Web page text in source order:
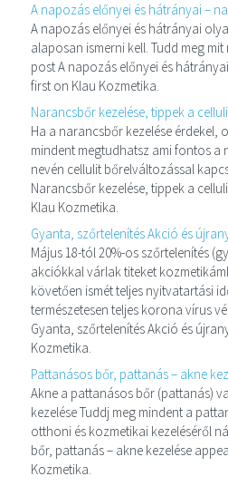
A napozás előnyei és hátrányai –
A napozás előnyei és hátrányai
alaposan ismerni kell. Tudd meg
post A napozás előnyei és
first on Klau Kozmetika.
Narancsbőr kezelése, tippek a
Ha a narancsbőr kezelése érdekel,
mindent megtudhatsz ami fontos a
nevén cellulit bőrelváltozással
Narancsbőr kezelése, tippek a
Klau Kozmetika.
Gyanta, szőrtelenítés Akció és
Május 18-tól 20%-os szőrtelenítés
akciókkal várlak titeket
követően ismét teljes nyitvatartási
természetesen teljes korona vírus
Gyanta, szőrtelenítés Akció és
Kozmetika.
Pattanásos bőr, pattanás – akne
Akne a pattanásos bőr (pattanás)
kezelése Tuddj meg mindent a
otthoni és kozmetikai kezeléséről
bőr, pattanás – akne kezelése
Kozmetika.